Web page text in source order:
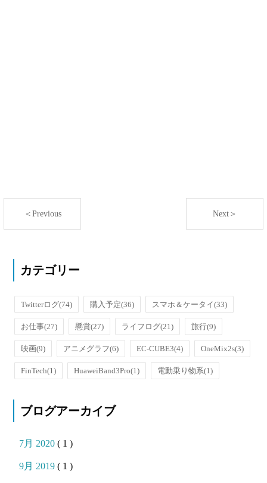
＜Previous Next＞
カテゴリー
Twitterログ(74) 購入予定(36) スマホ＆ケータイ(33)
お仕事(27) 懸賞(27) ライフログ(21) 旅行(9)
映画(9) アニメグラフ(6) EC-CUBE3(4) OneMix2s(3)
FinTech(1) HuaweiBand3Pro(1) 電動乗り物系(1)
ブログアーカイブ
7月 2020( 1 )
9月 2019( 1 )